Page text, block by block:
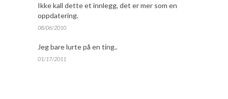
Ikke kall dette et innlegg, det er mer som en
oppdatering.
08/06/2010
Jeg bare lurte på en ting..
01/17/2011